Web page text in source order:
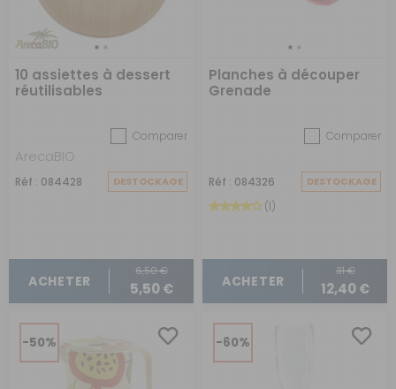
10 assiettes à dessert
réutilisables
Comparer
ArecaBIO
Réf : 084428 DESTOCKAGE
ACHETER
6,50 €
5,50 €
Planches à découper
Grenade
Comparer
Réf : 084326 DESTOCKAGE
(1)
ACHETER
31 €
12,40 €
-50% -60%